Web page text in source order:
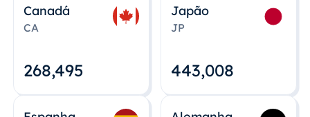
Canadá
CA
268,495
Japão
JP
443,008